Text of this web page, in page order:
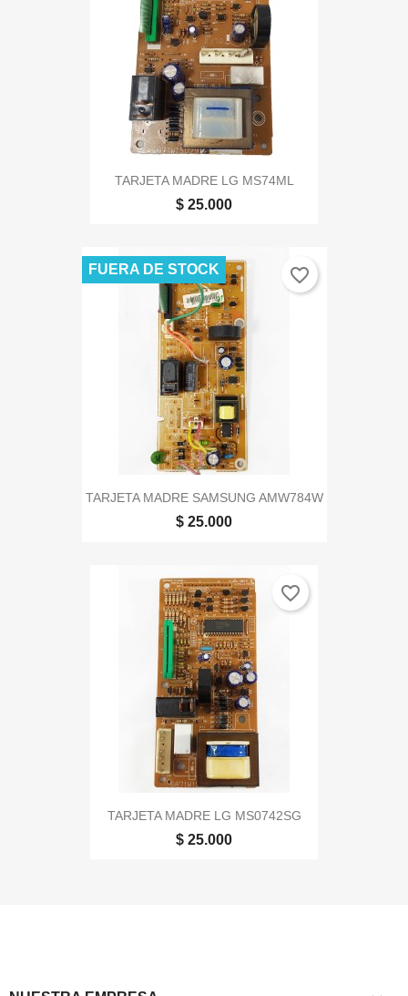
TARJETA MADRE LG MS74ML
$ 25.000
TARJETA MADRE SAMSUNG AMW784W
$ 25.000
FUERA DE STOCK favorite_border
TARJETA MADRE LG MS0742SG
$ 25.000
favorite_border